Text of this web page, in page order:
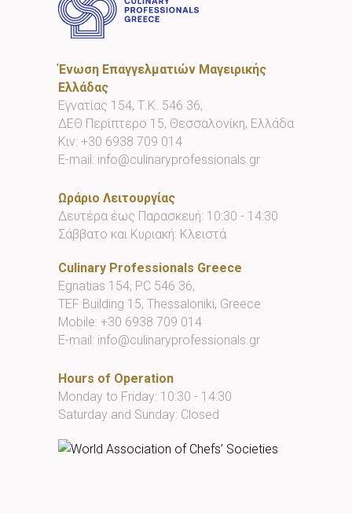
Ένωση Επαγγελματιών Μαγειρικής
Ελλάδας
Εγνατίας 154, Τ.Κ. 546 36,
ΔΕΘ Περίπτερο 15, Θεσσαλονίκη, Ελλάδα
Κιν: +30 6938 709 014
E-mail: info@culinaryprofessionals.gr
Ωράριο Λειτουργίας
Δευτέρα έως Παρασκευή: 10:30 - 14:30
Σάββατο και Κυριακή: Κλειστά
Culinary Professionals Greece
Egnatias 154, PC 546 36,
TEF Building 15, Thessaloniki, Greece
Mobile: +30 6938 709 014
E-mail: info@culinaryprofessionals.gr
Hours of Operation
Monday to Friday: 10:30 - 14:30
Saturday and Sunday: Closed